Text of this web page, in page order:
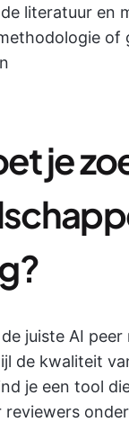
literatuur en
of
je
juiste AI
de kwaliteit
je een tool
reviewers